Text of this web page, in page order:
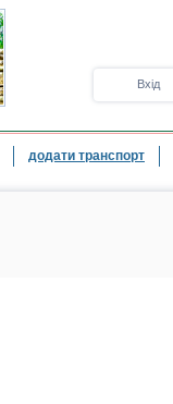
Вхід
додати транспорт